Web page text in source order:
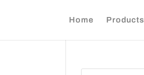
Home Products